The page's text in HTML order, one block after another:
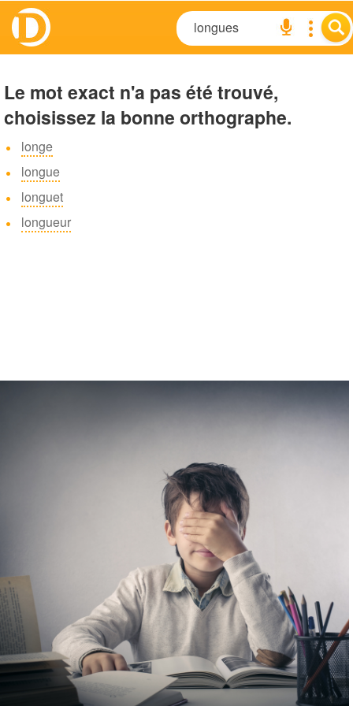
Le mot exact n'a pas été trouvé,
choisissez la bonne orthographe.
longe
longue
longuet
longueur